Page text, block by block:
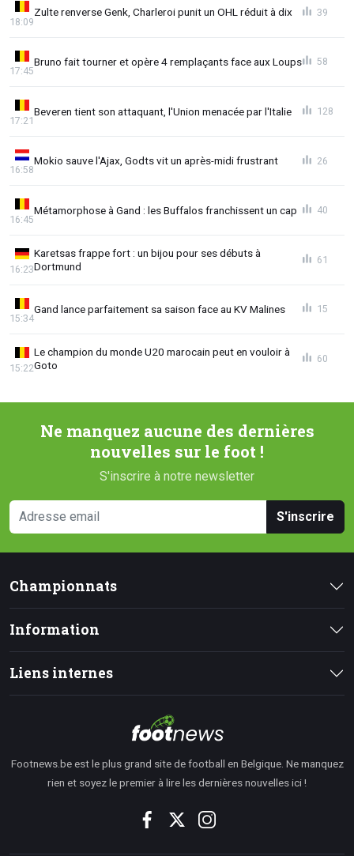
Zulte renverse Genk, Charleroi punit un OHL réduit à dix
18:09
39
Bruno fait tourner et opère 4 remplaçants face aux Loups
17:45
58
Beveren tient son attaquant, l'Union menacée par l'Italie
17:21
128
Mokio sauve l'Ajax, Godts vit un après-midi frustrant
16:58
26
Métamorphose à Gand : les Buffalos franchissent un cap
16:45
40
Karetsas frappe fort : un bijou pour ses débuts à
Dortmund
16:23
61
Gand lance parfaitement sa saison face au KV Malines
15:34
15
Le champion du monde U20 marocain peut en vouloir à
Goto
15:22
60
Ne manquez aucune des dernières
nouvelles sur le foot !
S'inscrire à notre newsletter
S'inscrire
Championnats
Information
Liens internes
Footnews.be est le plus grand site de football en Belgique. Ne manquez
rien et soyez le premier à lire les dernières nouvelles ici !